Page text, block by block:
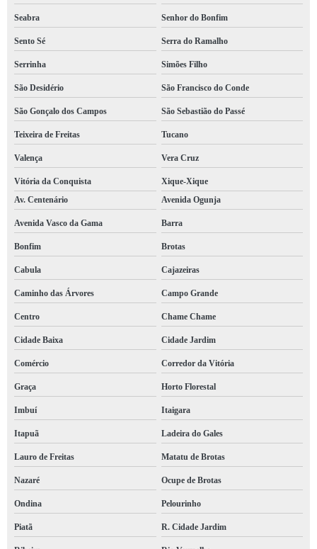
Seabra Senhor do Bonfim
Sento Sé Serra do Ramalho
Serrinha Simões Filho
São Desidério São Francisco do Conde
São Gonçalo dos Campos São Sebastião do Passé
Teixeira de Freitas Tucano
Valença Vera Cruz
Vitória da Conquista
Xique-Xique
Av. Centenário
Avenida Ogunja
Avenida Vasco da Gama Barra
Bonfim Brotas
Cabula Cajazeiras
Caminho das Árvores Campo Grande
Centro Chame Chame
Cidade Baixa Cidade Jardim
Comércio Corredor da Vitória
Graça Horto Florestal
Imbuí Itaigara
Itapuã Ladeira do Gales
Lauro de Freitas Matatu de Brotas
Nazaré Ocupe de Brotas
Ondina Pelourinho
Piatã R. Cidade Jardim